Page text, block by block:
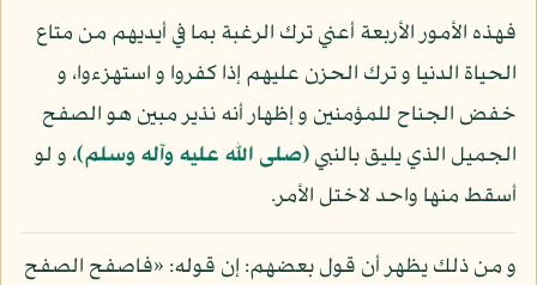
فهذه الأمور الأربعة أعني ترك الرغبة بما في أيديهم من متاع
الحياة الدنيا و ترك الحزن عليهم إذا كفروا و استهزءوا، و
خفض الجناح للمؤمنين و إظهار أنه نذير مبين هو الصفح
الجميل الذي يليق بالنبي(صلى الله عليه وآله وسلم)، و لو
أسقط منها واحد لاختل الأمر.
و من ذلك يظهر أن قول بعضهم: إن قوله: «فاصفح الصفح